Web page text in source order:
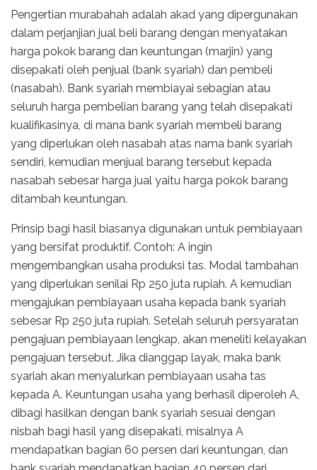
Pengertian murabahah adalah akad yang dipergunakan
dalam perjanjian jual beli barang dengan menyatakan
harga pokok barang dan keuntungan (marjin) yang
disepakati oleh penjual (bank syariah) dan pembeli
(nasabah). Bank syariah membiayai sebagian atau
seluruh harga pembelian barang yang telah disepakati
kualifikasinya, di mana bank syariah membeli barang
yang diperlukan oleh nasabah atas nama bank syariah
sendiri, kemudian menjual barang tersebut kepada
nasabah sebesar harga jual yaitu harga pokok barang
ditambah keuntungan.
Prinsip bagi hasil biasanya digunakan untuk pembiayaan
yang bersifat produktif. Contoh: A ingin
mengembangkan usaha produksi tas. Modal tambahan
yang diperlukan senilai Rp 250 juta rupiah. A kemudian
mengajukan pembiayaan usaha kepada bank syariah
sebesar Rp 250 juta rupiah. Setelah seluruh persyaratan
pengajuan pembiayaan lengkap, akan meneliti kelayakan
pengajuan tersebut. Jika dianggap layak, maka bank
syariah akan menyalurkan pembiayaan usaha tas
kepada A. Keuntungan usaha yang berhasil diperoleh A,
dibagi hasilkan dengan bank syariah sesuai dengan
nisbah bagi hasil yang disepakati, misalnya A
mendapatkan bagian 60 persen dari keuntungan, dan